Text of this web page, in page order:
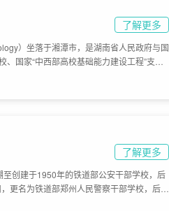
了解更多
）坐落于湘潭市，是湖南省人民政府与国
国家“中西部高校基础能力建设工程”支持
了解更多
创建于1950年的铁道部公安干部学校，后
更名为铁道部郑州人民警察干部学校，后更